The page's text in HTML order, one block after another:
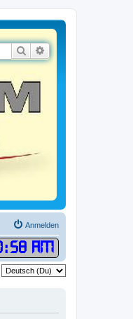
Suche
Anmelden
:59 AM